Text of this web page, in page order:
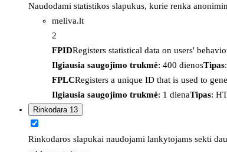
Naudodami statistikos slapukus, kurie renka
meliva.lt
2
FPIDRegisters statistical data on users'
Ilgiausia saugojimo trukmė: 400 dienosTipas
FPLCRegisters a unique ID that is used to
Ilgiausia saugojimo trukmė: 1 dienaTipas:
Rinkodara 13
Rinkodaros slapukai naudojami lankytojams sekti